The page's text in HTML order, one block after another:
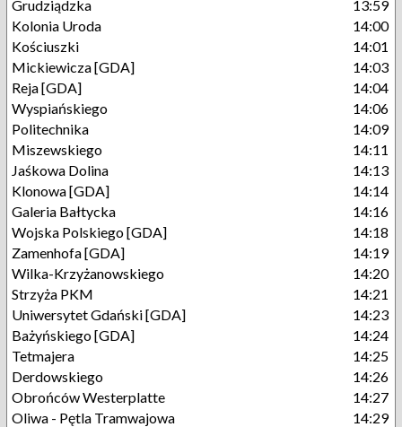
Grudziądzka
13:59
Kolonia Uroda
14:00
Kościuszki
14:01
Mickiewicza [GDA]
14:03
Reja [GDA]
14:04
Wyspiańskiego
14:06
Politechnika
14:09
Miszewskiego
14:11
Jaśkowa Dolina
14:13
Klonowa [GDA]
14:14
Galeria Bałtycka
14:16
Wojska Polskiego [GDA]
14:18
Zamenhofa [GDA]
14:19
Wilka-Krzyżanowskiego
14:20
Strzyża PKM
14:21
Uniwersytet Gdański [GDA]
14:23
Bażyńskiego [GDA]
14:24
Tetmajera
14:25
Derdowskiego
14:26
Obrońców Westerplatte
14:27
Oliwa - Pętla Tramwajowa
14:29